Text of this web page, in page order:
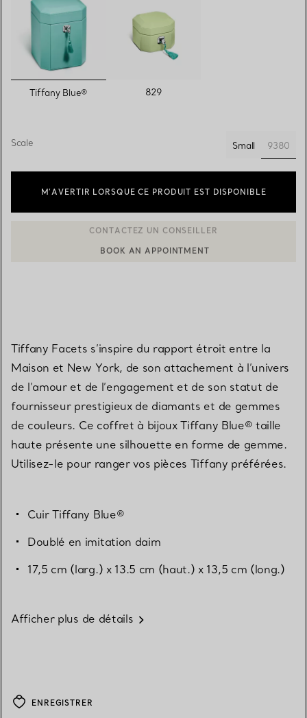
sélectionnés
Tiffany Blue® 829
Scale Small
9380
M’AVERTIR LORSQUE CE PRODUIT EST DISPONIBLE
CONTACTER UN CONSEILLER CLIENT OU PRENDRE RENDEZ-
Tiffany Facets s’inspire du rapport étroit entre la
Maison et New York, de son attachement à l’univers
de l’amour et de l’engagement et de son statut de
fournisseur prestigieux de diamants et de gemmes
de couleurs. Ce coffret à bijoux Tiffany Blue® taille
haute présente une silhouette en forme de gemme.
Utilisez-le pour ranger vos pièces Tiffany préférées.
Cuir Tiffany Blue®
Doublé en imitation daim
17,5 cm (larg.) x 13.5 cm (haut.) x 13,5 cm (long.)
Afficher plus de détails
ENREGISTRER